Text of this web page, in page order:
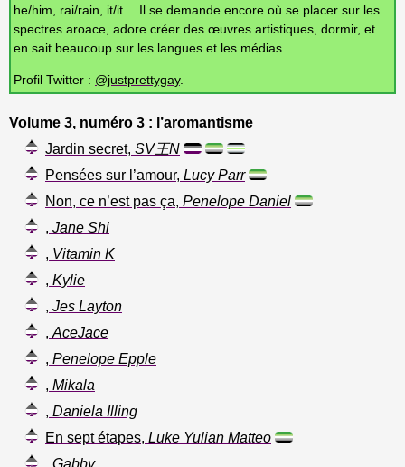
he/him, rai/rain, it/it… Il se demande encore où se placer sur les
spectres aroace, adore créer des œuvres artistiques, dormir, et
en sait beaucoup sur les langues et les médias.
Profil Twitter : @justprettygay.
Volume 3, numéro 3 : l’aromantisme
Jardin secret, SV王N
Pensées sur l’amour, Lucy Parr
Non, ce n’est pas ça, Penelope Daniel
, Jane Shi
, Vitamin K
, Kylie
, Jes Layton
,AceJace
, Penelope Epple
, Mikala
, Daniela Illing
En sept étapes, Luke Yulian Matteo